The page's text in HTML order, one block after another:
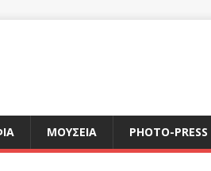
ΜΟΥΣΕΙΑ PHOTO-PRESS